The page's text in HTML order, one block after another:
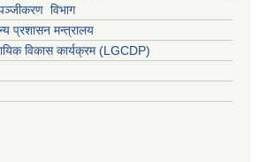
विभाग
प्रशासन मन्त्रालय
विकास कार्यक्रम (LGCDP)